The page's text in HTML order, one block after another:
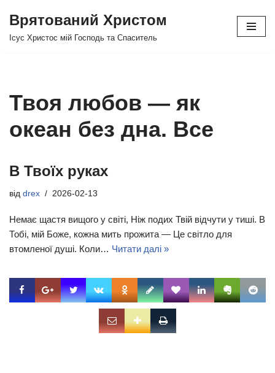
Перейти
Врятований Христом
Ісус Христос мій Господь та Спаситель
Твоя любов — як
океан без дна. Все
В Твоїх руках
від drex 2026-02-13
Немає щастя вищого у світі, Ніж подих Твій відчути у тиші. В
Тобі, мій Боже, кожна мить прожита — Це світло для
втомленої душі. Коли… Читати далі »